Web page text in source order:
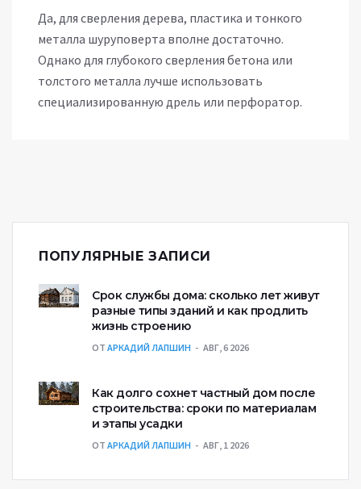
Да, для сверления дерева, пластика и тонкого
металла шуруповерта вполне достаточно.
Однако для глубокого сверления бетона или
толстого металла лучше использовать
специализированную дрель или перфоратор.
ПОПУЛЯРНЫЕ ЗАПИСИ
Срок службы дома: сколько лет живут
разные типы зданий и как продлить
жизнь строению
ОТ АРКАДИЙ ЛАПШИН АВГ, 6 2026
Как долго сохнет частный дом после
строительства: сроки по материалам
и этапы усадки
ОТ АРКАДИЙ ЛАПШИН АВГ, 1 2026